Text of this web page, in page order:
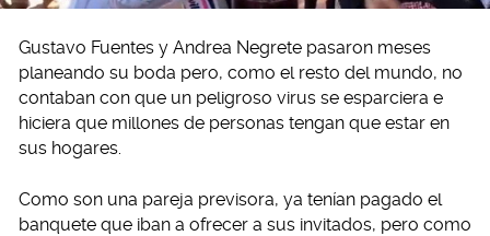
Gustavo Fuentes y Andrea Negrete pasaron meses
planeando su boda pero, como el resto del mundo, no
contaban con que un peligroso virus se esparciera e
hiciera que millones de personas tengan que estar en
sus hogares.
Como son una pareja previsora, ya tenían pagado el
banquete que iban a ofrecer a sus invitados, pero como